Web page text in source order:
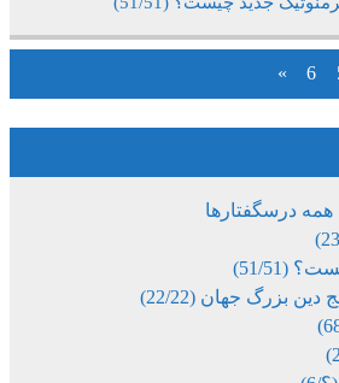
6
»
درسگفتارها
(51/51)
بزرگ جهان (22/22)